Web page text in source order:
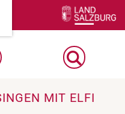
MIT ELFI